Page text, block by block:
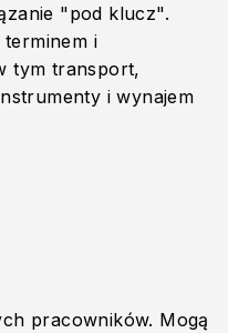
"pod klucz".
i
tym transport,
i wynajem
pracowników. Mogą